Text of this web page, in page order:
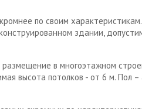
по своим
здании,
размещение в многоэтажном
высота потолков - от 6 м. Пол